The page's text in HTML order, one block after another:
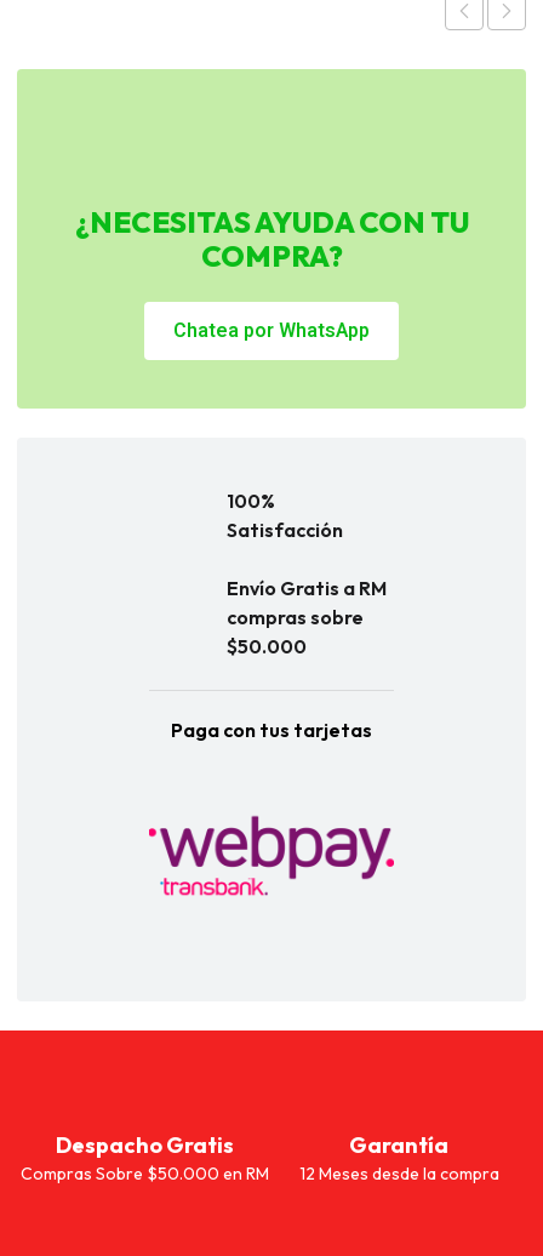
¿NECESITAS AYUDA CON TU
COMPRA?
Chatea por WhatsApp
100%
Satisfacción
Envío Gratis a RM
compras sobre
$50.000
Paga con tus tarjetas
Despacho Gratis
Compras Sobre $50.000 en RM
Garantía
12 Meses desde la compra